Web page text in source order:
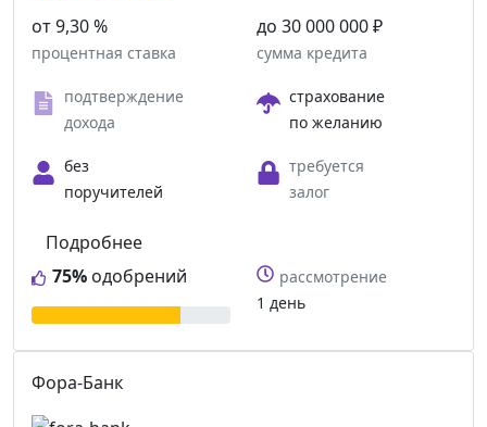
от 9,30 %
процентная ставка
до 30 000 000 ₽
сумма кредита
подтверждение
дохода
страхование
по желанию
без
поручителей
требуется
залог
75% одобрений
Подробнее
рассмотрение
1 день
Фора-Банк